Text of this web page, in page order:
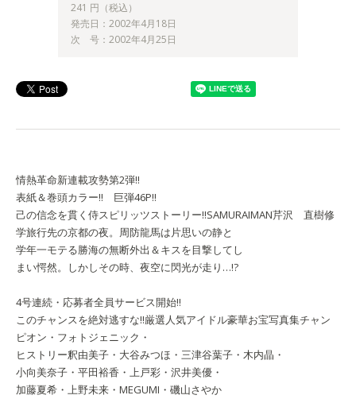
241 円（税込）
発売日：2002年4月18日
次 号：2002年4月25日
情熱革命新連載攻勢第2弾!!
表紙＆巻頭カラー!! 巨弾46P!!
己の信念を貫く侍スピリッツストーリー!!SAMURAIMAN芹沢 直樹修
学旅行先の京都の夜。周防龍馬は片思いの静と
学年一モテる勝海の無断外出＆キスを目撃してし
まい愕然。しかしその時、夜空に閃光が走り…!?
4号連続・応募者全員サービス開始!!
このチャンスを絶対逃すな!!厳選人気アイドル豪華お宝写真集チャン
ピオン・フォトジェニック・
ヒストリー釈由美子・大谷みつほ・三津谷葉子・木内晶・
小向美奈子・平田裕香・上戸彩・沢井美優・
加藤夏希・上野未来・MEGUMI・磯山さやか